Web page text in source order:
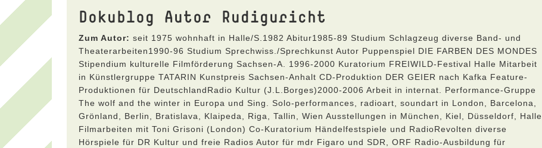
Dokublog Autor Rudiguricht
Zum Autor: seit 1975 wohnhaft in Halle/S.1982 Abitur1985-89 Studium Schlagzeug diverse Band- und
Theaterarbeiten1990-96 Studium Sprechwiss./Sprechkunst Autor Puppenspiel DIE FARBEN DES MONDES
Stipendium kulturelle Filmförderung Sachsen-A. 1996-2000 Kuratorium FREIWILD-Festival Halle Mitarbeit
in Künstlergruppe TATARIN Kunstpreis Sachsen-Anhalt CD-Produktion DER GEIER nach Kafka Feature-
Produktionen für DeutschlandRadio Kultur (J.L.Borges)2000-2006 Arbeit in internat. Performance-Gruppe
The wolf and the winter in Europa und Sing. Solo-performances, radioart, soundart in London, Barcelona,
Grönland, Berlin, Bratislava, Klaipeda, Riga, Tallin, Wien Ausstellungen in München, Kiel, Düsseldorf, Halle
Filmarbeiten mit Toni Grisoni (London) Co-Kuratorium Händelfestspiele und RadioRevolten diverse
Hörspiele für DR Kultur und freie Radios Autor für mdr Figaro und SDR, ORF Radio-Ausbildung für